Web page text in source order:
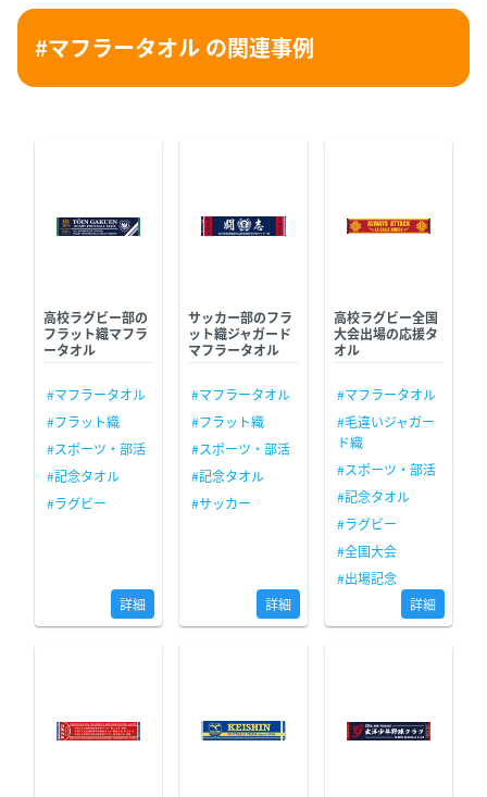
#マフラータオル の関連事例
高校ラグビー部の
フラット織マフラ
ータオル
#マフラータオル
#フラット織
#スポーツ・部活
#記念タオル
#ラグビー
詳細
サッカー部のフラ
ット織ジャガード
マフラータオル
#マフラータオル
#フラット織
#スポーツ・部活
#記念タオル
#サッカー
詳細
高校ラグビー全国
大会出場の応援タ
オル
#マフラータオル
#毛違いジャガー
ド織
#スポーツ・部活
#記念タオル
#ラグビー
#全国大会
#出場記念
詳細